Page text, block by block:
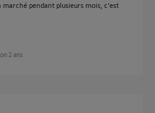
pendant plusieurs mois, c'est
2 ans